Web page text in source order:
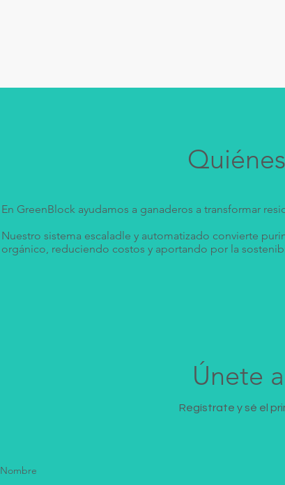
En GreenBlock ayudamos a ganaderos a transformar
Nuestro sistema escaladle y automatizado convierte
orgánico, reduciendo costos y aportando por la
Únete
Regístrate y sé el
Nombre